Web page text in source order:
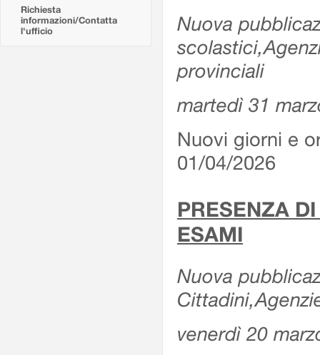
Richiesta
informazioni/Contatta
l'ufficio
Nuova
provinciali
martedì 31
Nuovi giorni e
01/04/2026
PRESENZA
ESAMI
Nuova
venerdì 20